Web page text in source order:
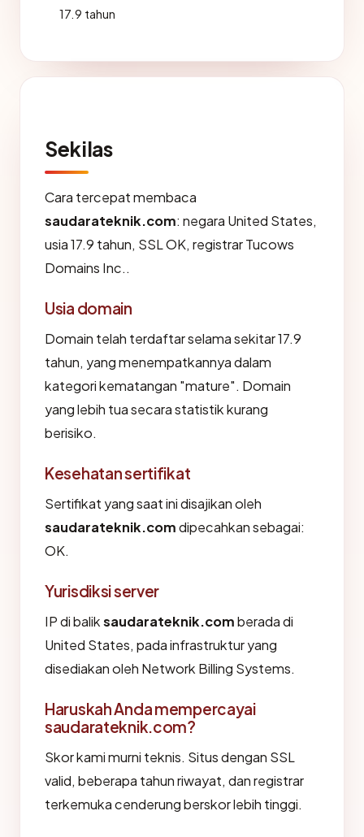
17.9 tahun
Sekilas
Cara tercepat membaca
saudarateknik.com: negara United States,
usia 17.9 tahun, SSL OK, registrar Tucows
Domains Inc..
Usia domain
Domain telah terdaftar selama sekitar 17.9
tahun, yang menempatkannya dalam
kategori kematangan "mature". Domain
yang lebih tua secara statistik kurang
berisiko.
Kesehatan sertifikat
Sertifikat yang saat ini disajikan oleh
saudarateknik.comdipecahkan sebagai:
OK.
Yurisdiksi server
IP di baliksaudarateknik.comberada di
United States, pada infrastruktur yang
disediakan oleh Network Billing Systems.
Haruskah Anda mempercayai
saudarateknik.com?
Skor kami murni teknis. Situs dengan SSL
valid, beberapa tahun riwayat, dan registrar
terkemuka cenderung berskor lebih tinggi.